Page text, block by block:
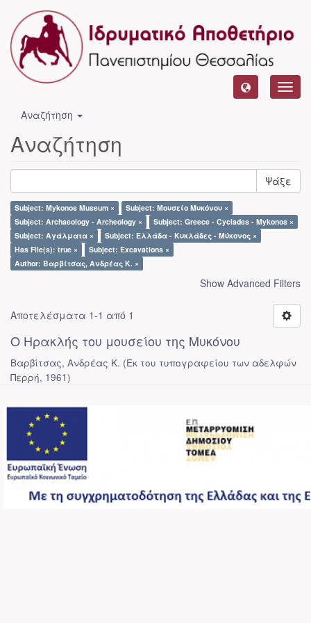
Αναζήτηση
Αναζήτηση
Ψάξε
Subject: Mykonos Museum ×
Subject: Μουσείο Μυκόνου ×
Subject: Archaeology - Archeology ×
Subject: Greece - Cyclades - Mykonos ×
Subject: Αγάλματα ×
Subject: Ελλάδα - Κυκλάδες - Μύκονος ×
Has File(s): true ×
Subject: Excavations ×
Author: Βαρβίτσας, Ανδρέας Κ. ×
Show Advanced Filters
Αποτελέσματα 1-1 από 1
Ο Ηρακλής του μουσείου της Μυκόνου
Βαρβίτσας, Ανδρέας Κ. (Εκ του τυπογραφείου των αδελφών
Περρή, 1961)